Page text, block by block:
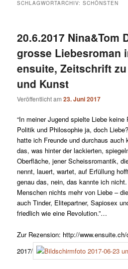
SCHLAGWORTARCHIV:SCHÖNSTEN
20.6.2017 Nina&Tom
grosse Liebesroman
ensuite, Zeitschrift
und Kunst
Veröffentlicht am23. Juni 2017
“In meiner Jugend spielte Liebe
Politik und Philosophie ja, doch
hatte ich Freunde und durchaus auch
das, was hinter der lackierten,
Oberfläche, jener Scheissromantik,
nennt, lauert, wartet, auf Erfüllung
genau das, nein, das kannte ich
Menschen nichts mehr von Liebe –
auch Tinder, Elitepartner, Sapiosex
friedlich wie eine Revolution.”…
Zur Rezension: http://
2017/